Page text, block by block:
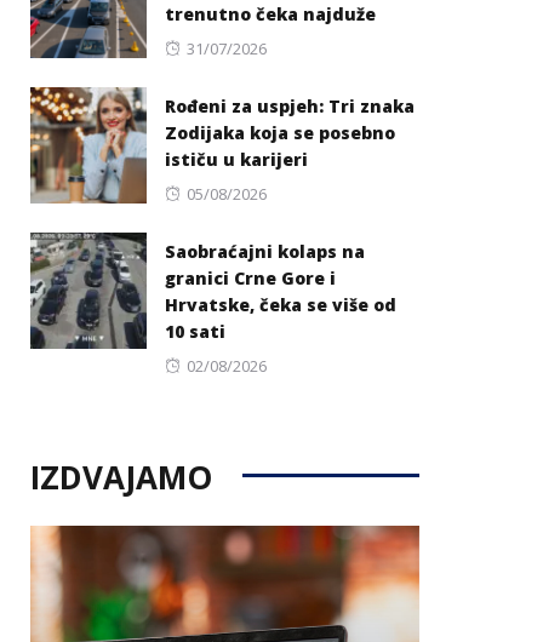
trenutno čeka najduže
Posted
31/07/2026
Rođeni za uspjeh: Tri znaka
Zodijaka koja se posebno
ističu u karijeri
Posted
05/08/2026
Saobraćajni kolaps na
granici Crne Gore i
Hrvatske, čeka se više od
10 sati
Posted
02/08/2026
IZDVAJAMO